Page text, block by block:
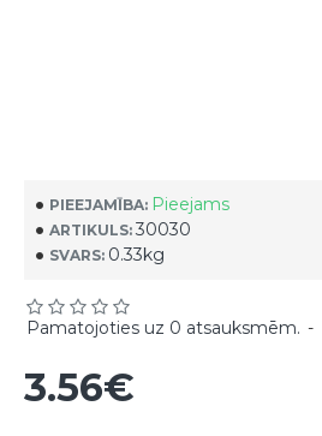
PIEEJAMĪBA: Pieejams
ARTIKULS: 30030
SVARS: 0.33kg
Pamatojoties uz 0 atsauksmēm. -
3.56€